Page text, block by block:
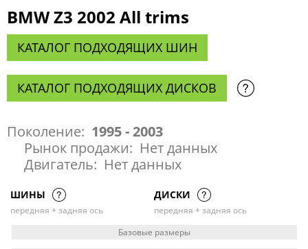
BMW Z3 2002 All trims
КАТАЛОГ ПОДХОДЯЩИХ ШИН
КАТАЛОГ ПОДХОДЯЩИХ ДИСКОВ
Поколение: 1995 - 2003
Рынок продажи: Нет данных
Двигатель: Нет данных
ШИНЫ
передняя + задняя ось
ДИСКИ
передняя + задняя ось
Базовые размеры